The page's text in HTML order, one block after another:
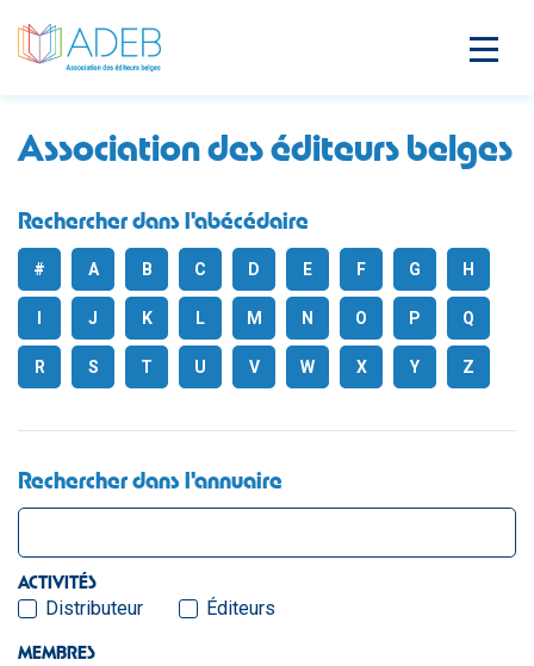
Association des éditeurs belges
Rechercher dans l'abécédaire
# A B C D E F G H
J K L M N O P Q
R S T U V W X Y Z
Rechercher dans l'annuaire
ACTIVITÉS
Distributeur Éditeurs
MEMBRES